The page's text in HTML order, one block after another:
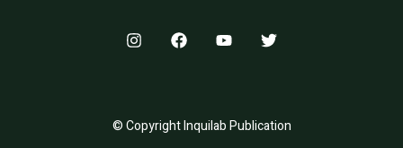
© Copyright Inquilab Publication